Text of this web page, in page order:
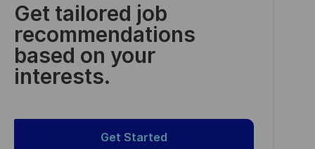
Get tailored job
recommendations
based on your
interests.
Get Started